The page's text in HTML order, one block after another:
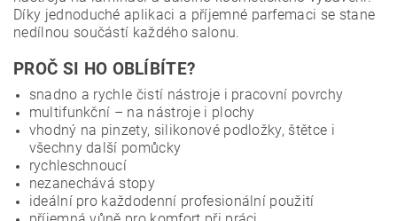
Díky jednoduché aplikaci a příjemné parfemaci se stane
nedílnou součástí každého salonu.
PROČ SI HO OBLÍBÍTE?
snadno a rychle čistí nástroje i pracovní povrchy
multifunkční – na nástroje i plochy
vhodný na pinzety, silikonové podložky, štětce i
všechny další pomůcky
rychleschnoucí
nezanechává stopy
ideální pro každodenní profesionální použití